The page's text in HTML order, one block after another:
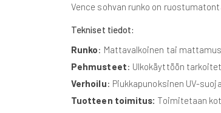
Vence sohvan runko on
Tekniset tiedot:
Runko: Mattavalkoinen tai
Pehmusteet: Ulkokäyttöön
Verhoilu: Piukkapunoksinen UV-
Tuotteen toimitus: Toimitetaan